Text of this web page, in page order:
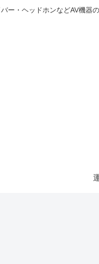
ー・ヘッドホンなどAV機器